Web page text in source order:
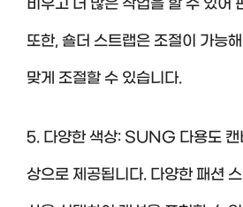
비우고 더 많은 작업을 할 수 있어
또한, 숄더 스트랩은 조절이 가능
맞게 조절할 수 있습니다.
5. 다양한 색상: SUNG 다용도 캔
상으로 제공됩니다. 다양한 패션